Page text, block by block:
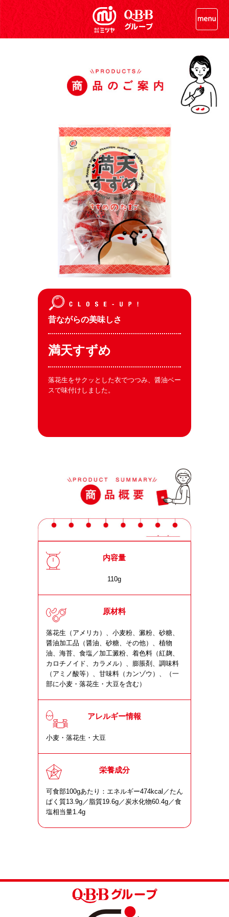
昔ながらの美味しさ
満天すずめ
落花生をサクッとした衣でつつみ、醤油ベー
スで味付けしました。
内容量
110g
原材料
落花生（アメリカ）、小麦粉、澱粉、砂糖、
醤油加工品（醤油、砂糖、その他）、植物
油、海苔、食塩／加工澱粉、着色料（紅麹、
カロチノイド、カラメル）、膨脹剤、調味料
（アミノ酸等）、甘味料（カンゾウ）、（一
部に小麦・落花生・大豆を含む）
アレルギー情報
小麦・落花生・大豆
栄養成分
可食部100gあたり：エネルギー474kcal／たん
ぱく質13.9g／脂質19.6g／炭水化物60.4g／食
塩相当量1.4g